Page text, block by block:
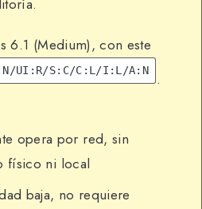
6.1 (Medium), con este
UI:R/S:C/C:L/I:L/A:N
.
opera por red, sin
físico ni local
baja, no requiere